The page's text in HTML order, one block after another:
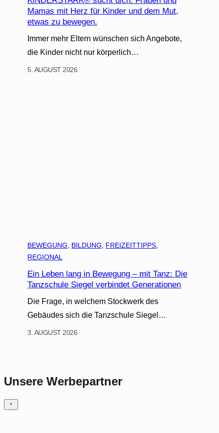
Mamas mit Herz für Kinder und dem Mut,
etwas zu bewegen.
Immer mehr Eltern wünschen sich Angebote,
die Kinder nicht nur körperlich…
5. AUGUST 2026
BEWEGUNG, BILDUNG, FREIZEITTIPPS
REGIONAL
Ein Leben lang in Bewegung – mit Tanz: Die
Tanzschule Siegel verbindet Generationen
Die Frage, in welchem Stockwerk des
Gebäudes sich die Tanzschule Siegel…
3. AUGUST 2026
Unsere Werbepartner